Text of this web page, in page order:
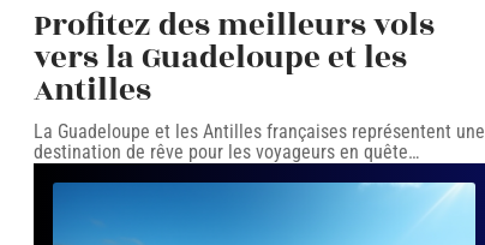
Profitez des meilleurs vols
vers la Guadeloupe et les
Antilles
La Guadeloupe et les Antilles françaises représentent une
destination de rêve pour les voyageurs en quête…